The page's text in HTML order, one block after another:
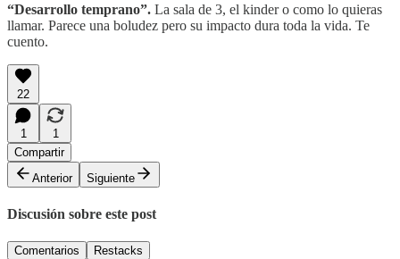
“Desarrollo temprano”. La sala de 3, el kinder o como lo quieras
llamar. Parece una boludez pero su impacto dura toda la vida. Te
cuento.
22
1
1
Compartir
Anterior
Siguiente
Discusión sobre este post
Comentarios Restacks